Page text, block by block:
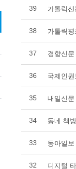
39 가톨릭신
38 가톨릭
37 경향신문
36 국제인권
35 내일신문
34 동네 책
33 동아일보
32 디지털